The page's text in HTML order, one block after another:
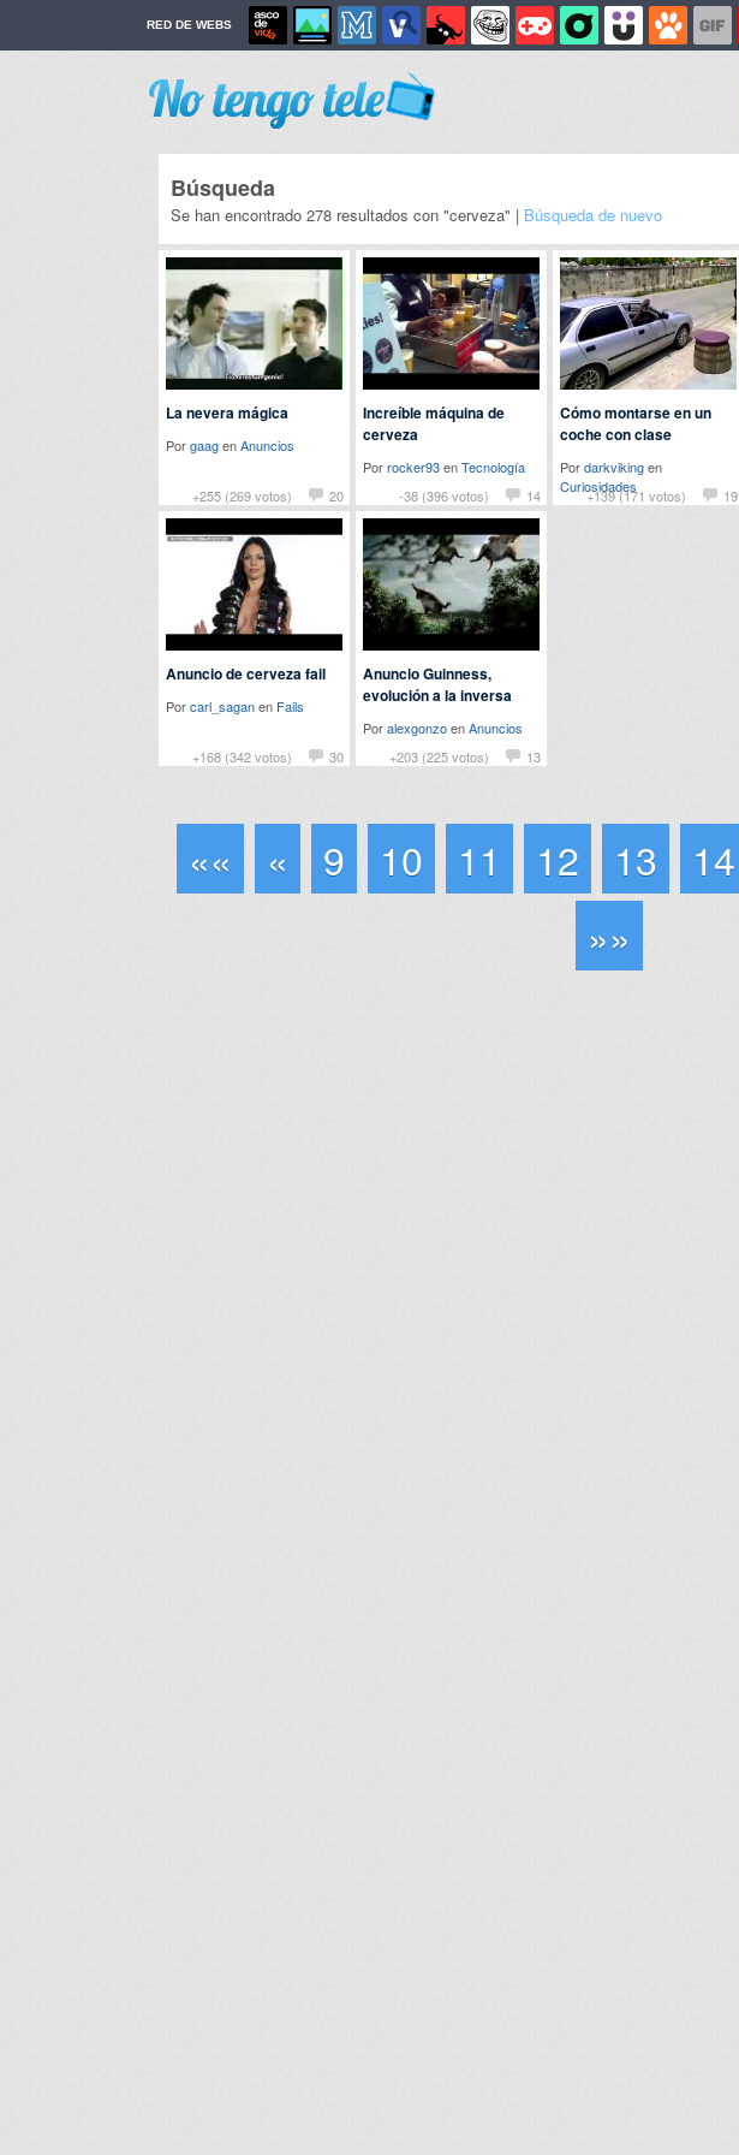
RED DE WEBS
Búsqueda
Se han encontrado 278 resultados con "cerveza" | Búsqueda de nuevo
+255 (269 votos) 20
La nevera mágica
PorgaagenAnuncios
-38 (396 votos) 14
Increíble máquina de
cerveza
Porrocker93enTecnología
+139 (171 votos)
19
Cómo montarse en un
coche con clase
Pordarkvikingen
Curiosidades
+168 (342 votos) 30
Anuncio de cerveza fail
Porcarl_saganen Fails
+203 (225 votos) 13
Anuncio Guinness,
evolución a la inversa
PoralexgonzoenAnuncios
«« « 9 10 11 12 13 14
»»